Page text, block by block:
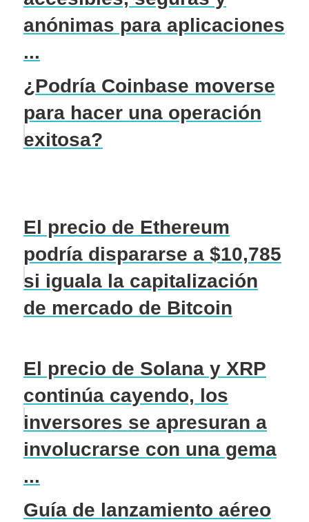
anónimas para aplicaciones
...
¿Podría Coinbase moverse
para hacer una operación
exitosa?
El precio de Ethereum
podría dispararse a $10,785
si iguala la capitalización
de mercado de Bitcoin
El precio de Solana y XRP
continúa cayendo, los
inversores se apresuran a
involucrarse con una gema
...
Guía de lanzamiento aéreo